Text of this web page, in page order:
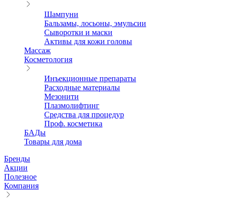
Шампуни
Бальзамы, лосьоны, эмульсии
Сыворотки и маски
Активы для кожи головы
Массаж
Косметология
Инъекционные препараты
Расходные материалы
Мезонити
Плазмолифтинг
Средства для процедур
Проф. косметика
БАДы
Товары для дома
Бренды
Акции
Полезное
Компания